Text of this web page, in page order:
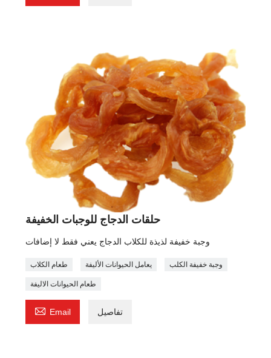
حلقات الدجاج للوجبات الخفيفة
وجبة خفيفة لذيذة للكلاب الدجاج يعني فقط لا إضافات
طعام الكلاب يعامل الحيوانات الأليفة وجبة خفيفة الكلب
طعام الحيوانات الاليفة
 Email تفاصيل